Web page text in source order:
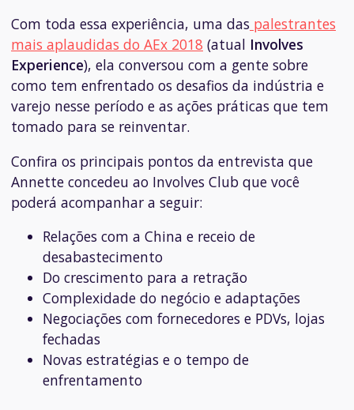
Com toda essa experiência, uma das palestrantes
mais aplaudidas do AEx 2018 (atual Involves
Experience), ela conversou com a gente sobre
como tem enfrentado os desafios da indústria e
varejo nesse período e as ações práticas que tem
tomado para se reinventar.
Confira os principais pontos da entrevista que
Annette concedeu ao Involves Club que você
poderá acompanhar a seguir:
Relações com a China e receio de
desabastecimento
Do crescimento para a retração
Complexidade do negócio e adaptações
Negociações com fornecedores e PDVs, lojas
fechadas
Novas estratégias e o tempo de
enfrentamento